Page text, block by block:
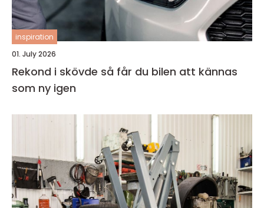
inspiration
01. July 2026
Rekond i skövde så får du bilen att kännas
som ny igen